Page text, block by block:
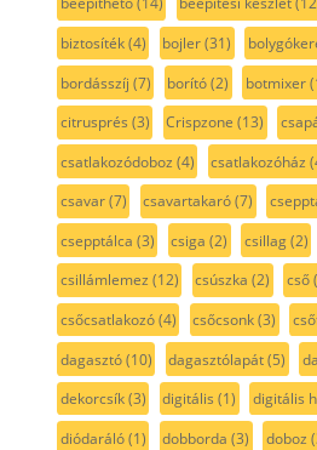
biztosíték(4) bojler(31)
bordásszíj (7) borító(2) botmixer
citrusprés (3) Crispzone (13)
csatlakozódoboz (4) csatlakozóház
csavar(7) csavartakaró(7)
csepptálca (3) csiga (2) csillag(2)
csillámlemez (12) csúszka (2) cső
csőcsatlakozó(4) csőcsonk(3)
dagasztó(10) dagasztólapát(5)
dekorcsík(3) digitális (1) digitális
diódaráló(1) dobborda (3) doboz